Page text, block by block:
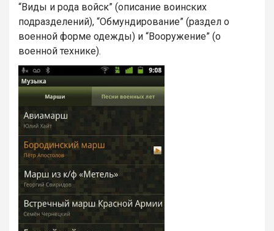
“Виды и рода войск” (описание воинских
подразделений), “Обмундирование” (раздел о
военной форме одежды) и “Вооружение” (о
военной технике).